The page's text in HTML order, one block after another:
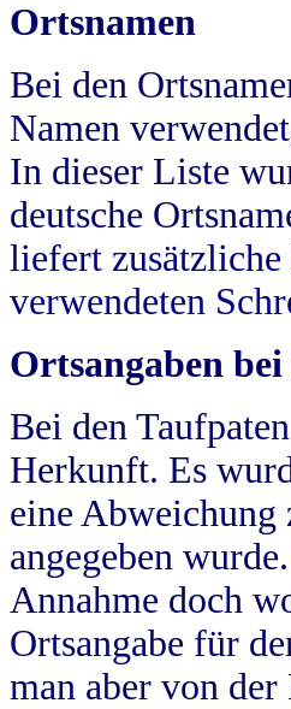
Ortsnamen
Bei den
Namen
In dieser Liste
deutsche
liefert
verwendeten
Ortsangaben
Bei den
Herkunft. Es
eine Abweichung
angegeben
Annahme doch
Ortsangabe für
man aber von